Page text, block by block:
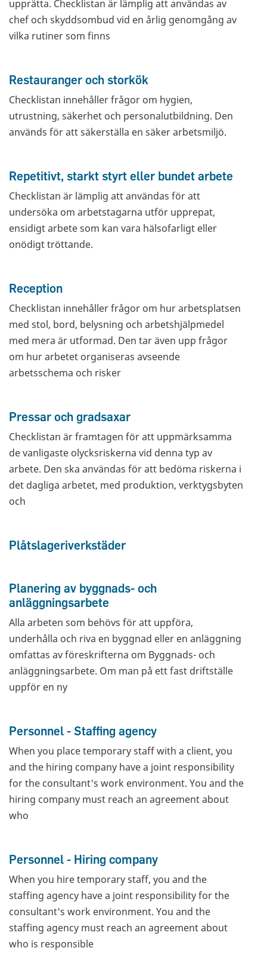
upprätta. Checklistan är lämplig att användas av
chef och skyddsombud vid en årlig genomgång av
vilka rutiner som finns
Restauranger och storkök
Checklistan innehåller frågor om hygien,
utrustning, säkerhet och personalutbildning. Den
används för att säkerställa en säker arbetsmiljö.
Repetitivt, starkt styrt eller bundet arbete
Checklistan är lämplig att användas för att
undersöka om arbetstagarna utför upprepat,
ensidigt arbete som kan vara hälsofarligt eller
onödigt tröttande.
Reception
Checklistan innehåller frågor om hur arbetsplatsen
med stol, bord, belysning och arbetshjälpmedel
med mera är utformad. Den tar även upp frågor
om hur arbetet organiseras avseende
arbetsschema och risker
Pressar och gradsaxar
Checklistan är framtagen för att uppmärksamma
de vanligaste olycksriskerna vid denna typ av
arbete. Den ska användas för att bedöma riskerna i
det dagliga arbetet, med produktion, verktygsbyten
och
Plåtslageriverkstäder
Planering av byggnads- och
anläggningsarbete
Alla arbeten som behövs för att uppföra,
underhålla och riva en byggnad eller en anläggning
omfattas av föreskrifterna om Byggnads- och
anläggningsarbete. Om man på ett fast driftställe
uppför en ny
Personnel - Staffing agency
When you place temporary staff with a client, you
and the hiring company have a joint responsibility
for the consultant's work environment. You and the
hiring company must reach an agreement about
who
Personnel - Hiring company
When you hire temporary staff, you and the
staffing agency have a joint responsibility for the
consultant's work environment. You and the
staffing agency must reach an agreement about
who is responsible